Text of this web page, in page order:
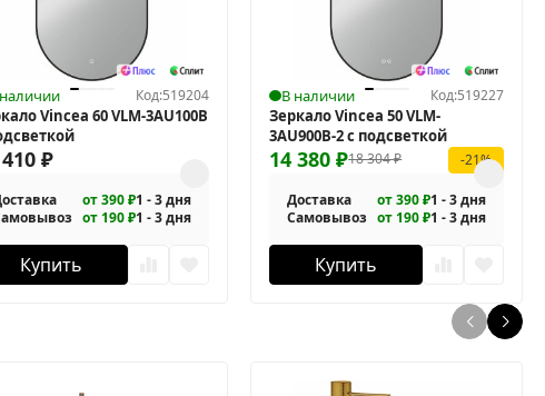
Код:519204
Vincea 60 VLM-3AU100B
410₽
от 390 ₽1 - 3 дня
от 190 ₽1 - 3 дня
Купить
В наличии Код:519227
Зеркало Vincea 50 VLM-
3AU900B-2 с подсветкой
18 304₽
14 380₽ -21%
Доставка от 390 ₽1 - 3 дня
Самовывоз от 190 ₽1 - 3 дня
Купить